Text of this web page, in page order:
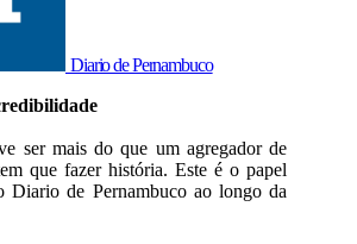
Diario de Pernambuco
ser mais do que um agregador de
que fazer história. Este é o papel
Diario de Pernambuco ao longo da